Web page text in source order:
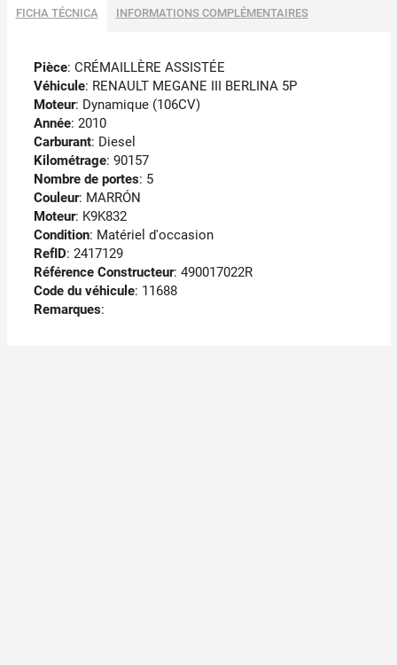
FICHA TÉCNICA INFORMATIONS COMPLÉMENTAIRES
Pièce: CRÉMAILLÈRE ASSISTÉE
Véhicule: RENAULT MEGANE III BERLINA 5P
Moteur: Dynamique (106CV)
Année: 2010
Carburant: Diesel
Kilométrage: 90157
Nombre de portes: 5
Couleur: MARRÓN
Moteur: K9K832
Condition: Matériel d'occasion
RefID: 2417129
Référence Constructeur: 490017022R
Code du véhicule: 11688
Remarques: